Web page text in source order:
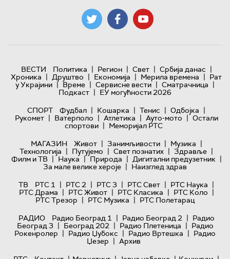
ВЕСТИ Политика | Регион | Свет | Србија данас |
Хроника | Друштво | Економија | Мерила времена | Рат
у Украјини | Време | Сервисне вести | Сматрачница |
Подкаст | ЕУ могућности 2026
СПОРТ
Фудбал | Кошарка | Тенис | Одбојка |
Рукомет | Ватерполо | Атлетика | Ауто-мото | Остали
спортови | Меморијал РТС
МАГАЗИН
Живот | Занимљивости | Музика |
Технологијa | Путујемо | Свет познатих | Здравље |
Филм и ТВ | Наука | Природа | Дигитални предузетник |
За мале велике хероје | Наизглед здрав
ТВ
РТС 1 | РТС 2 | РТС 3 | РТС Свет | РТС Наука |
РТС Драма | РТС Живот | РТС Класика | РТС Коло |
РТС Трезор | РТС Музика | РТС Полетарац
РАДИО
Радио Београд 1 | Радио Београд 2 | Радио
Београд 3 | Београд 202 | Радио Плетеница | Радио
Рокенролер | Радио Џубокс | Радио Вртешка | Радио
Џезер | Архив